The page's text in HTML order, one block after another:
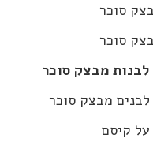
סוכר
סוכר
לבנות מבצק סוכר
מבצק סוכר
על קיסם